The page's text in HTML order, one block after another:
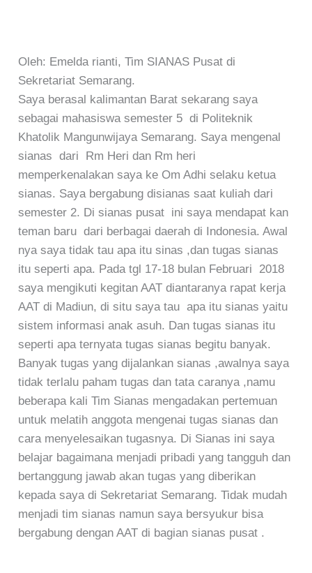
Oleh: Emelda rianti, Tim SIANAS Pusat di
Sekretariat Semarang.
Saya berasal kalimantan Barat sekarang saya
sebagai mahasiswa semester 5 di Politeknik
Khatolik Mangunwijaya Semarang. Saya mengenal
sianas dari Rm Heri dan Rm heri
memperkenalakan saya ke Om Adhi selaku ketua
sianas. Saya bergabung disianas saat kuliah dari
semester 2. Di sianas pusat ini saya mendapat kan
teman baru dari berbagai daerah di Indonesia. Awal
nya saya tidak tau apa itu sinas ,dan tugas sianas
itu seperti apa. Pada tgl 17-18 bulan Februari 2018
saya mengikuti kegitan AAT diantaranya rapat kerja
AAT di Madiun, di situ saya tau apa itu sianas yaitu
sistem informasi anak asuh. Dan tugas sianas itu
seperti apa ternyata tugas sianas begitu banyak.
Banyak tugas yang dijalankan sianas ,awalnya saya
tidak terlalu paham tugas dan tata caranya ,namu
beberapa kali Tim Sianas mengadakan pertemuan
untuk melatih anggota mengenai tugas sianas dan
cara menyelesaikan tugasnya. Di Sianas ini saya
belajar bagaimana menjadi pribadi yang tangguh dan
bertanggung jawab akan tugas yang diberikan
kepada saya di Sekretariat Semarang. Tidak mudah
menjadi tim sianas namun saya bersyukur bisa
bergabung dengan AAT di bagian sianas pusat .